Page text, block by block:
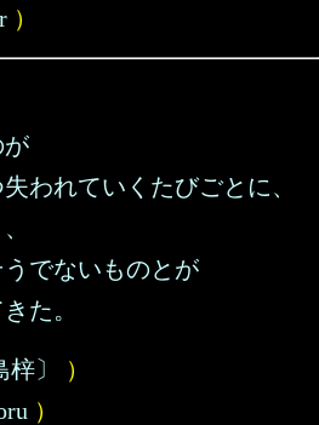
）
が
われていくたびごとに、
でないものとが
た。
〕
）
）